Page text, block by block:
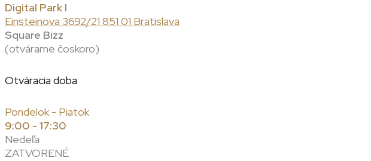
Digital Park I
Einsteinova 3692/21 851 01 Bratislava
Square Bizz
(otvárame čoskoro)
Otváracia doba
Pondelok - Piatok
9:00 - 17:30
Nedeľa
ZATVORENÉ